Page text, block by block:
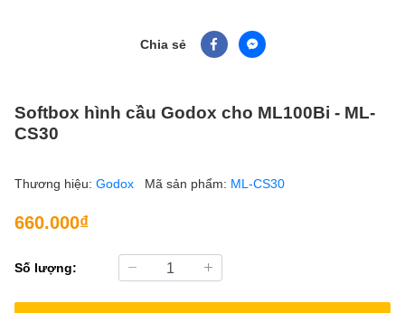
Chia sẻ
Softbox hình cầu Godox cho ML100Bi - ML-
CS30
Thương hiệu: Godox Mã sản phẩm: ML-CS30
660.000₫
Số lượng: